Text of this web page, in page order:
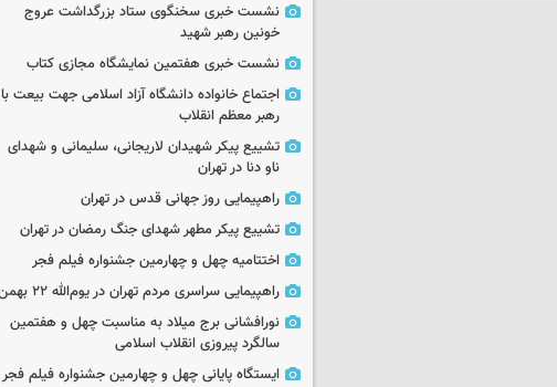
نشست خبری سخنگوی ستاد بزرگداشت عروج
خونین رهبر شهید
نشست خبری هفتمین نمایشگاه مجازی کتاب
اجتماع خانواده دانشگاه آزاد اسلامی جهت بیعت با
رهبر معظم انقلاب
تشییع پیکر شهیدان لاریجانی، سلیمانی و شهدای
ناو دنا در تهران
راهپیمایی روز جهانی قدس در تهران
تشییع پیکر مطهر شهدای جنگ رمضان در تهران
اختتامیه چهل و چهارمین جشنواره فیلم فجر
راهپیمایی سراسری مردم تهران در یوم‌الله ۲۲ بهمن
نورافشانی برج میلاد به مناسبت چهل‌ و هفتمین
سالگرد پیروزی انقلاب اسلامی
ایستگاه پایانی چهل و چهارمین جشنواره فیلم فجر